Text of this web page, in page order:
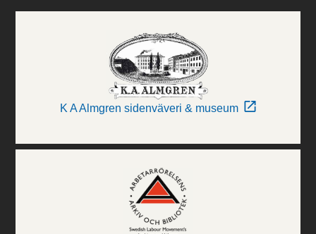
K A Almgren sidenväveri & museum